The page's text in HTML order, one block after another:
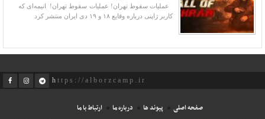
عملیات سقوط تهران! عملیات سقوط تهران! ‌ انیمه‌ای که
کاربر ژاپنی درباره وقایع ۱۸ و ۱۹ دی ایران منتشر کرد
https://alborzcamp.ir
صفحه اصلی پیوند ها درباره ما
ارتباط با ما